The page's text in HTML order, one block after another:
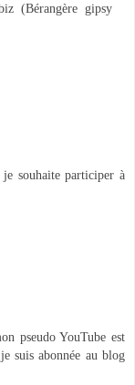
(Bérangère gipsy
souhaite participer à
pseudo YouTube est
suis abonnée au blog